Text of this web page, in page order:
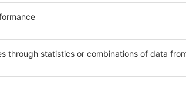
Letecké společnosti